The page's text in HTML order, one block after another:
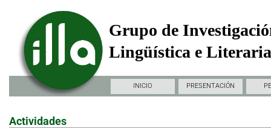
Grupo de
Lingüística e
INICIO PRESENTACIÓN
Actividades